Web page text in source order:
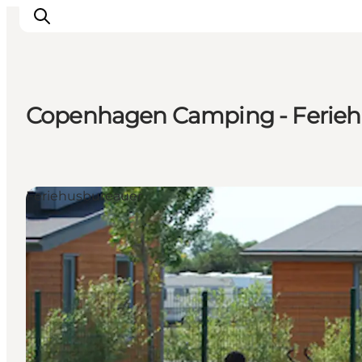
Byliv & Mad
Natur & Friluftsliv
For børn
Praktisk
Copenhagen Camping -
Feriehusbureauer